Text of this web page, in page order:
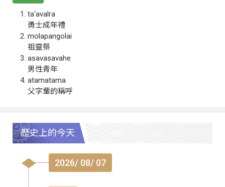
ta‘avalra
勇士成年禮
molapangolai
祖靈祭
asavasavahe
男性青年
atamatama
父字輩的稱呼
歷史上的今天
2026/ 08/ 07